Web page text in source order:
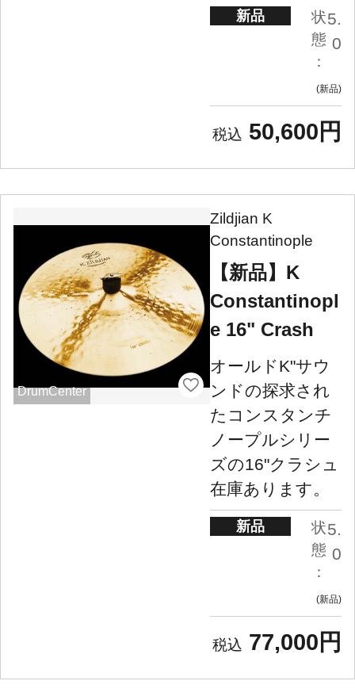
新品
状
態
：
5.
0
新品
50,600円
DrumCenter
Zildjian K
Constantinople
【新品】K
Constantinopl
e 16" Crash
オールドK"サウ
ンドの探求され
たコンスタンチ
ノープルシリー
ズの16"クラシュ
在庫あります。
新品
状
態
：
5.
0
新品
77,000円